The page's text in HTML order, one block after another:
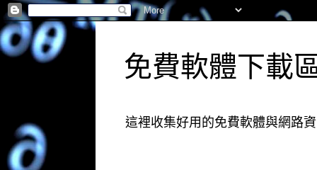
免費軟體下載
這裡收集好用的免費軟體與網路